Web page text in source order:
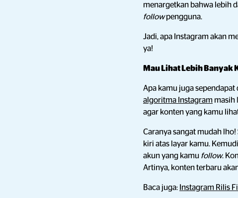
menargetkan bahwa lebih
followpengguna.
Jadi, apa Instagram akan
ya!
Mau Lihat Lebih Banyak
Apa kamu juga sependapat
algoritma Instagram masih
agar konten yang kamu
Caranya sangat mudah
kiri atas layar kamu.
akun yang kamu follow.
Artinya, konten terbaru
Baca juga: Instagram Rilis